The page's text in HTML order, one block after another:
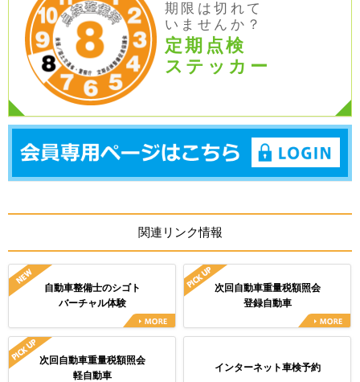
期限は切れて
いませんか？
定期点検
ステッカー
関連リンク情報
自動車整備士のシゴト
バーチャル体験
次回自動車重量税額照会
登録自動車
次回自動車重量税額照会
軽自動車
インターネット車検予約